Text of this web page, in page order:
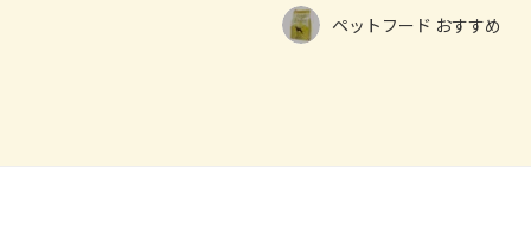
ペットフード おすすめ